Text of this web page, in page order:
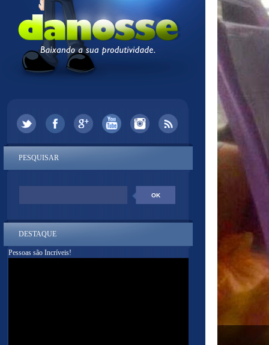
PESQUISAR
DESTAQUE
Pessoas são Incríveis!